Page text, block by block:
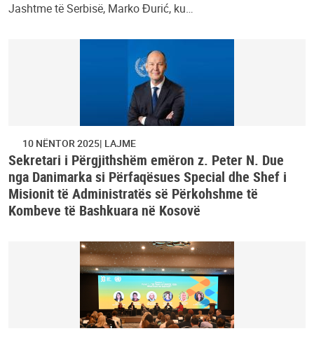
Jashtme të Serbisë, Marko Đurić, ku…
10 NËNTOR 2025 LAJME
Sekretari i Përgjithshëm emëron z. Peter N. Due
nga Danimarka si Përfaqësues Special dhe Shef i
Misionit të Administratës së Përkohshme të
Kombeve të Bashkuara në Kosovë